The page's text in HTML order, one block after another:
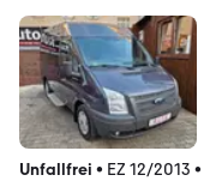
Unfallfrei • EZ 12/2013 •